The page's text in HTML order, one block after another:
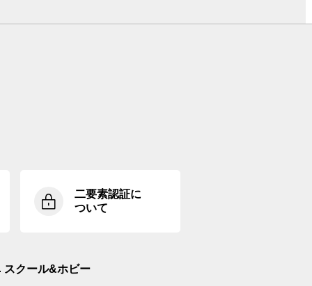
二要素認証に
ついて
スクール&ホビー